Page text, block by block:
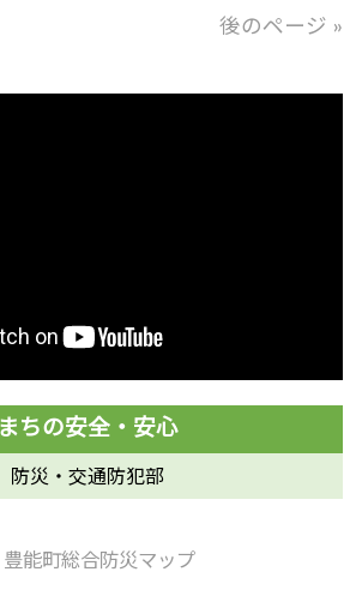
後のページ »
防災・交通防犯部
豊能町総合防災マップ